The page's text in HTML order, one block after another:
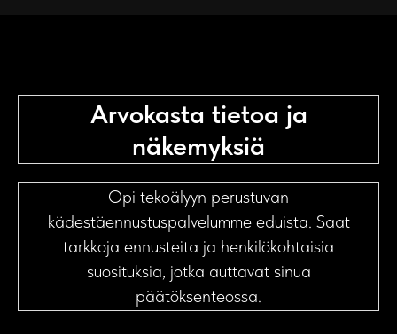
Arvokasta tietoa ja
näkemyksiä
Opi tekoälyyn perustuvan
kädestäennustuspalvelumme eduista. Saat
tarkkoja ennusteita ja henkilökohtaisia
suosituksia, jotka auttavat sinua
päätöksenteossa.